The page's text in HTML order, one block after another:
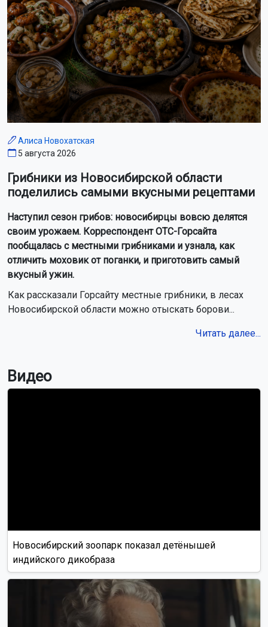
Алиса Новохатская
5 августа 2026
Грибники из Новосибирской области
поделились самыми вкусными рецептами
Наступил сезон грибов: новосибирцы вовсю делятся
своим урожаем. Корреспондент ОТС-Горсайта
пообщалась с местными грибниками и узнала, как
отличить моховик от поганки, и приготовить самый
вкусный ужин.
Как рассказали Горсайту местные грибники, в лесах
Новосибирской области можно отыскать борови...
Читать далее...
Видео
Новосибирский зоопарк показал детёнышей
индийского дикобраза